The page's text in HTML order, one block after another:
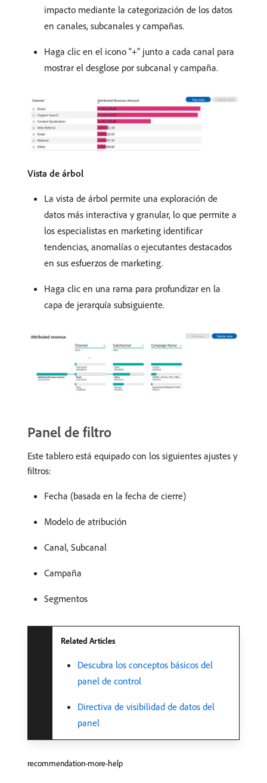
impacto mediante la categorización de los datos
en canales, subcanales y campañas.
Haga clic en el icono “+” junto a cada canal para
mostrar el desglose por subcanal y campaña.
Vista de árbol
La vista de árbol permite una exploración de
datos más interactiva y granular, lo que permite a
los especialistas en marketing identificar
tendencias, anomalías o ejecutantes destacados
en sus esfuerzos de marketing.
Haga clic en una rama para profundizar en la
capa de jerarquía subsiguiente.
Panel de filtro
Este tablero está equipado con los siguientes ajustes y
filtros:
Fecha (basada en la fecha de cierre)
Modelo de atribución
Canal, Subcanal
Campaña
Segmentos
Related Articles
Descubra los conceptos básicos del
panel de control
Directiva de visibilidad de datos del
panel
recommendation-more-help